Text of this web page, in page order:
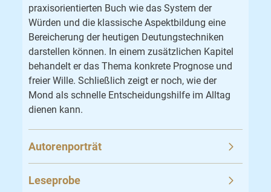
praxisorientierten Buch wie das System der
Würden und die klassische Aspektbildung eine
Bereicherung der heutigen Deutungstechniken
darstellen können. In einem zusätzlichen Kapitel
behandelt er das Thema konkrete Prognose und
freier Wille. Schließlich zeigt er noch, wie der
Mond als schnelle Entscheidungshilfe im Alltag
dienen kann.
Autorenporträt
Leseprobe